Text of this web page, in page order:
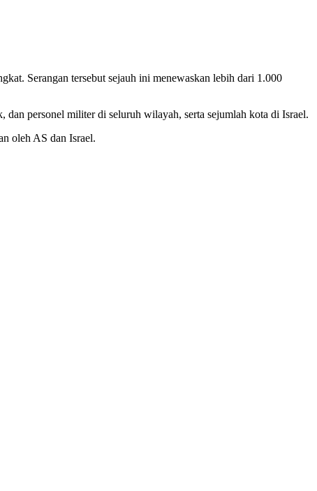
Serangan tersebut sejauh ini menewaskan lebih dari 1.000
dan personel militer di seluruh wilayah, serta sejumlah kota di Israel.
oleh AS dan Israel.